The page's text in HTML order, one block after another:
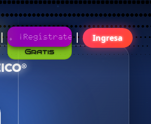
Ingresa
¡Regístrate!¡Únete Ya!
Gratis